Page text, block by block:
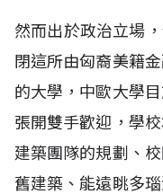
然而出於政治立場
閉這所由匈裔美籍
的大學，中歐大學
張開雙手歡迎，學
建築團隊的規劃、
舊建築、能遠眺多